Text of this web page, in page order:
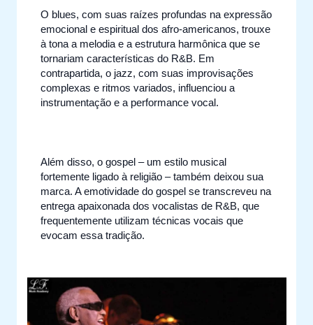
O blues, com suas raízes profundas na expressão
emocional e espiritual dos afro-americanos, trouxe
à tona a melodia e a estrutura harmônica que se
tornariam características do R&B. Em
contrapartida, o jazz, com suas improvisações
complexas e ritmos variados, influenciou a
instrumentação e a performance vocal.
Além disso, o gospel – um estilo musical
fortemente ligado à religião – também deixou sua
marca. A emotividade do gospel se transcreveu na
entrega apaixonada dos vocalistas de R&B, que
frequentemente utilizam técnicas vocais que
evocam essa tradição.